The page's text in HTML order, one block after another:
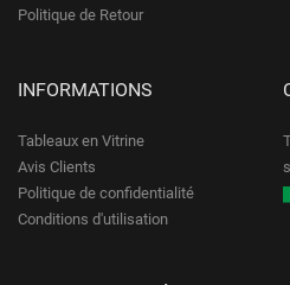
Politique de Retour
INFORMATIONS
Tableaux en Vitrine
Avis Clients
Politique de confidentialité
Conditions d'utilisation